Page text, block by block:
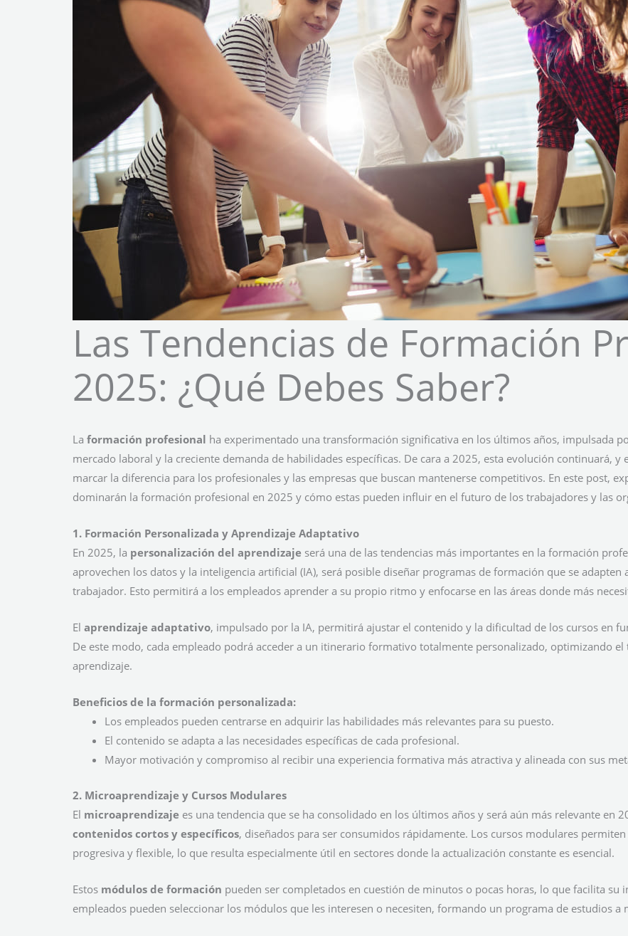
Las Tendencias de Formación
2025: ¿Qué Debes Saber?
La formación profesional ha experimentado una transformación significativa en los últimos años, impulsada
mercado laboral y la creciente demanda de habilidades específicas. De cara a 2025, esta evolución continuará, y
marcar la diferencia para los profesionales y las empresas que buscan mantenerse competitivos. En este post,
dominarán la formación profesional en 2025 y cómo estas pueden influir en el futuro de los trabajadores y las
1. Formación Personalizada y Aprendizaje Adaptativo
En 2025, la personalización del aprendizaje será una de las tendencias más importantes en la formación
aprovechen los datos y la inteligencia artificial (IA), será posible diseñar programas de formación que se adapten
trabajador. Esto permitirá a los empleados aprender a su propio ritmo y enfocarse en las áreas donde más
El aprendizaje adaptativo, impulsado por la IA, permitirá ajustar el contenido y la dificultad de los cursos en
De este modo, cada empleado podrá acceder a un itinerario formativo totalmente personalizado, optimizando
aprendizaje.
Beneficios de la formación personalizada:
Los empleados pueden centrarse en adquirir las habilidades más relevantes para su puesto.
El contenido se adapta a las necesidades específicas de cada profesional.
Mayor motivación y compromiso al recibir una experiencia formativa más atractiva y alineada con sus
2. Microaprendizaje y Cursos Modulares
El microaprendizaje es una tendencia que se ha consolidado en los últimos años y será aún más relevante en
contenidos cortos y específicos, diseñados para ser consumidos rápidamente. Los cursos modulares
progresiva y flexible, lo que resulta especialmente útil en sectores donde la actualización constante es esencial.
Estos módulos de formación pueden ser completados en cuestión de minutos o pocas horas, lo que facilita
empleados pueden seleccionar los módulos que les interesen o necesiten, formando un programa de estudios a